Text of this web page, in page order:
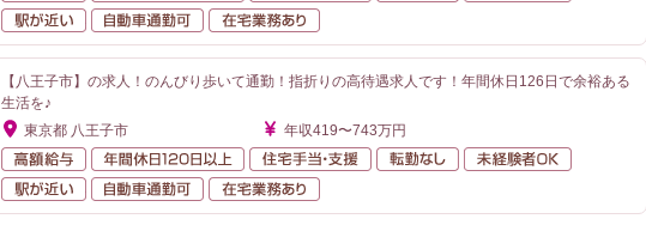
駅が近い
自動車通勤可
【八王子市】の求人！のんびり歩いて通勤！指折りの高待遇求人です！年間休日126日で余裕ある
生活を♪
東京都 八王子市
年収419〜743万円
高額給与
年間休日120日以上 住宅手当・支援 転勤なし
駅が近い
自動車通勤可